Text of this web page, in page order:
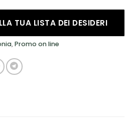
TUA LISTA DEI DESIDERI
,Promo on line